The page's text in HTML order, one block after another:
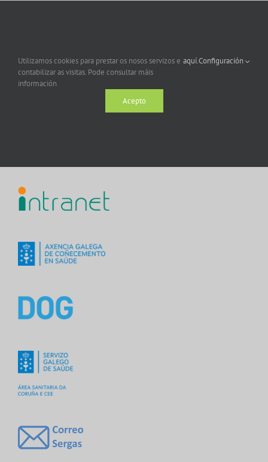
Utilizamos cookies para prestar os nosos servizos e
contabilizar as visitas. Pode consultar máis
información
aquí.Configuración
Acepto